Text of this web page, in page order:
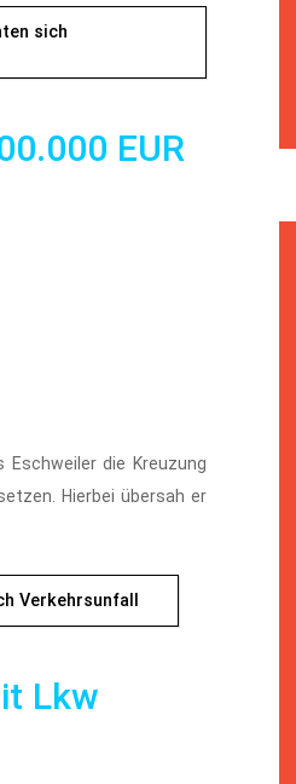
sich
EUR
Eschweiler die Kreuzung
Hierbei übersah er
Verkehrsunfall
Lkw